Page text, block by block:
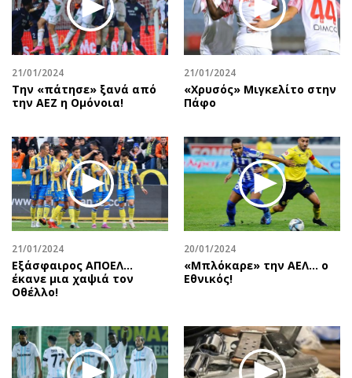
21/01/2024
Την «πάτησε» ξανά από
την ΑΕΖ η Ομόνοια!
21/01/2024
«Χρυσός» Μιγκελίτο στην
Πάφο
21/01/2024
Εξάσφαιρος ΑΠΟΕΛ…
έκανε μια χαψιά τον
Οθέλλο!
20/01/2024
«Μπλόκαρε» την ΑΕΛ… ο
Εθνικός!